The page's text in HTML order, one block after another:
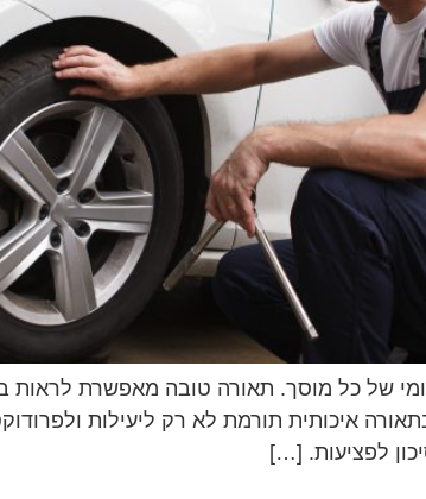
של כל מוסך. תאורה טובה מאפשרת
איכותית תורמת לא רק ליעילות
לפציעות. […]